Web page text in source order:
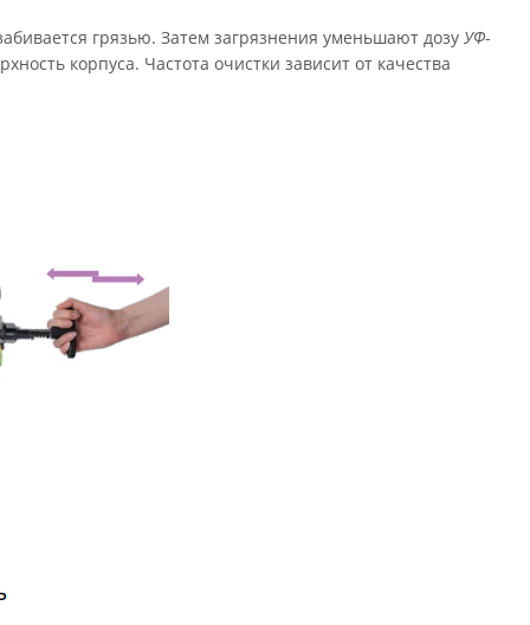
грязью. Затем загрязнения уменьшают дозу УФ-
корпуса. Частота очистки зависит от качества